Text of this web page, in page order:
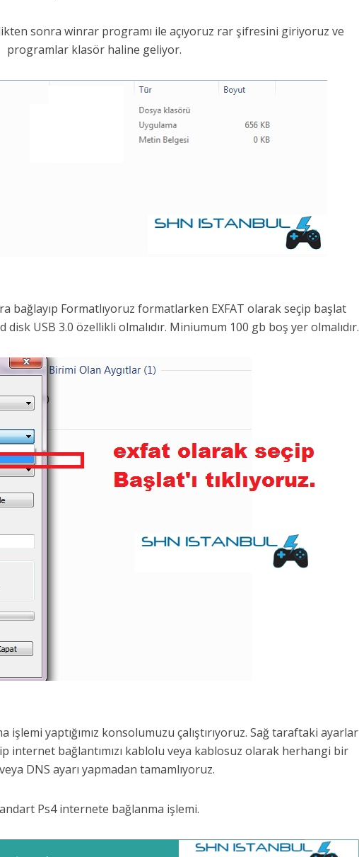
sonra winrar programı ile açıyoruz rar şifresini giriyoruz ve
programlar klasör haline geliyor.
bağlayıp Formatlıyoruz formatlarken EXFAT olarak seçip başlat
USB 3.0 özellikli olmalıdır. Miniumum 100 gb boş yer olmalıdır.
işlemi yaptığımız konsolumuzu çalıştırıyoruz. Sağ taraftaki ayarlar
internet bağlantımızı kablolu veya kablosuz olarak herhangi bir
DNS ayarı yapmadan tamamlıyoruz.
Ps4 internete bağlanma işlemi.